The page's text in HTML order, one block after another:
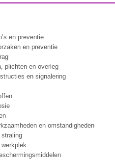
en preventie
en preventie
plichten en overleg
en signalering
en omstandigheden
werkplek